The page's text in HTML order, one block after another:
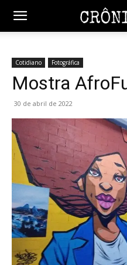
Cotidiano Fotográfica
Mostra
30 de abril de 2022